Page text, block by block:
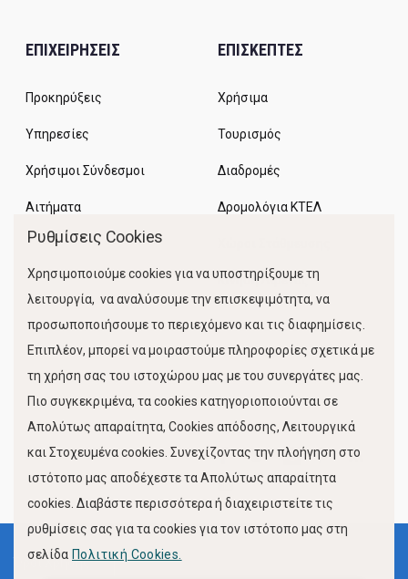
ΕΠΙΧΕΙΡΗΣΕΙΣ
Προκηρύξεις
Υπηρεσίες
Χρήσιμοι Σύνδεσμοι
Αιτήματα
ΕΠΙΣΚΕΠΤΕΣ
Χρήσιμα
Τουρισμός
Διαδρομές
Δρομολόγια ΚΤΕΛ
Κίνηση Λιμένος
FOLLOW US
Όροι Χρήσης
Ρυθμίσεις Cookies
Χρησιμοποιούμε cookies για να υποστηρίξουμε τη
λειτουργία, να αναλύσουμε την επισκεψιμότητα, να
προσωποποιήσουμε το περιεχόμενο και τις διαφημίσεις.
Επιπλέον, μπορεί να μοιραστούμε πληροφορίες σχετικά με
τη χρήση σας του ιστοχώρου μας με του συνεργάτες μας.
Πιο συγκεκριμένα, τα cookies κατηγοριοποιούνται σε
Απολύτως απαραίτητα, Cookies απόδοσης, Λειτουργικά
και Στοχευμένα cookies. Συνεχίζοντας την πλοήγηση στο
ιστότοπο μας αποδέχεστε τα Απολύτως απαραίτητα
cookies. Διαβάστε περισσότερα ή διαχειριστείτε τις
ρυθμίσεις σας για τα cookies για τον ιστότοπο μας στη
σελίδα Πολιτική Cookies.